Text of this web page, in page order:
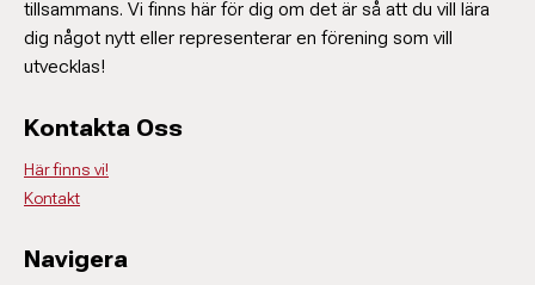
tillsammans. Vi finns här för dig om det är så att du vill lära
dig något nytt eller representerar en förening som vill
utvecklas!
Kontakta Oss
Här finns vi!
Kontakt
Navigera